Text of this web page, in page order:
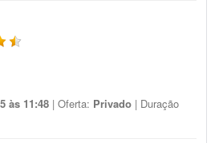
às 11:48 | Oferta: Privado | Duração